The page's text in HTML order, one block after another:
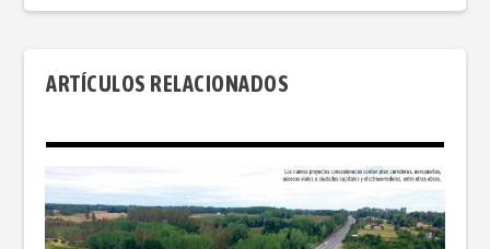
ARTÍCULOS RELACIONADOS